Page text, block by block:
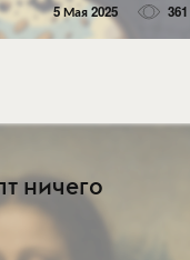
5 Мая 2025 361
ничего